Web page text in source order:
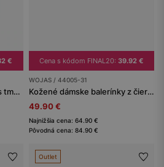
€
Hnedá pánska peňaženka s tmavým vnútrom
Cena s kódom FINAL20: 39.92 €
WOJAS / 44005-31
Kožené dámske balerínky z čiernej lakovanej kože
49.90 €
Najnižšia cena: 64.90 €
Pôvodná cena: 84.90 €
Outlet